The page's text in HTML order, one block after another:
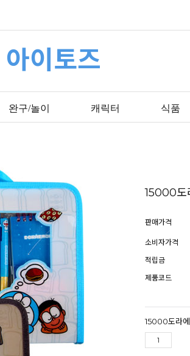
아이토즈
완구/놀이 캐릭터 식품
15000도
판매가격
소비자가격
적립금
제품코드
15000도라